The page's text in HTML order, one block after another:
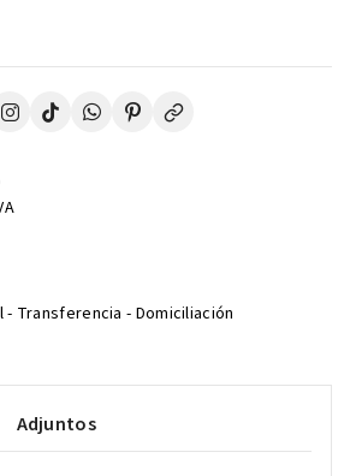
- Transferencia - Domiciliación
Adjuntos